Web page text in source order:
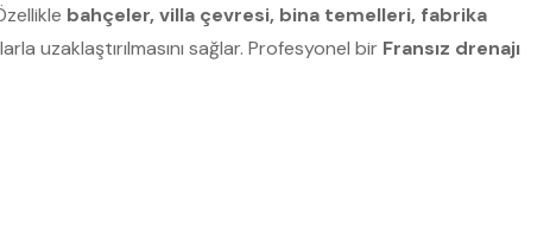
bahçeler, villa çevresi, bina temelleri, fabrika
uzaklaştırılmasını sağlar. Profesyonel bir Fransız drenajı